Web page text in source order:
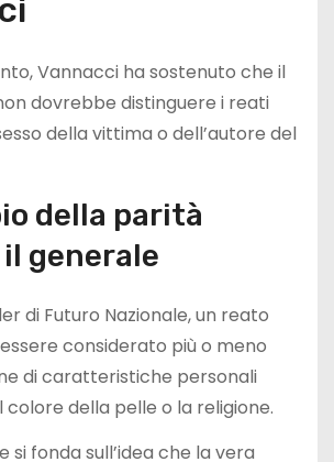
Vannacci ha sostenuto che il
dovrebbe distinguere i reati
della vittima o dell’autore del
della parità
generale
di Futuro Nazionale, un reato
considerato più o meno
di caratteristiche personali
colore della pelle o la religione.
si fonda sull’idea che la vera